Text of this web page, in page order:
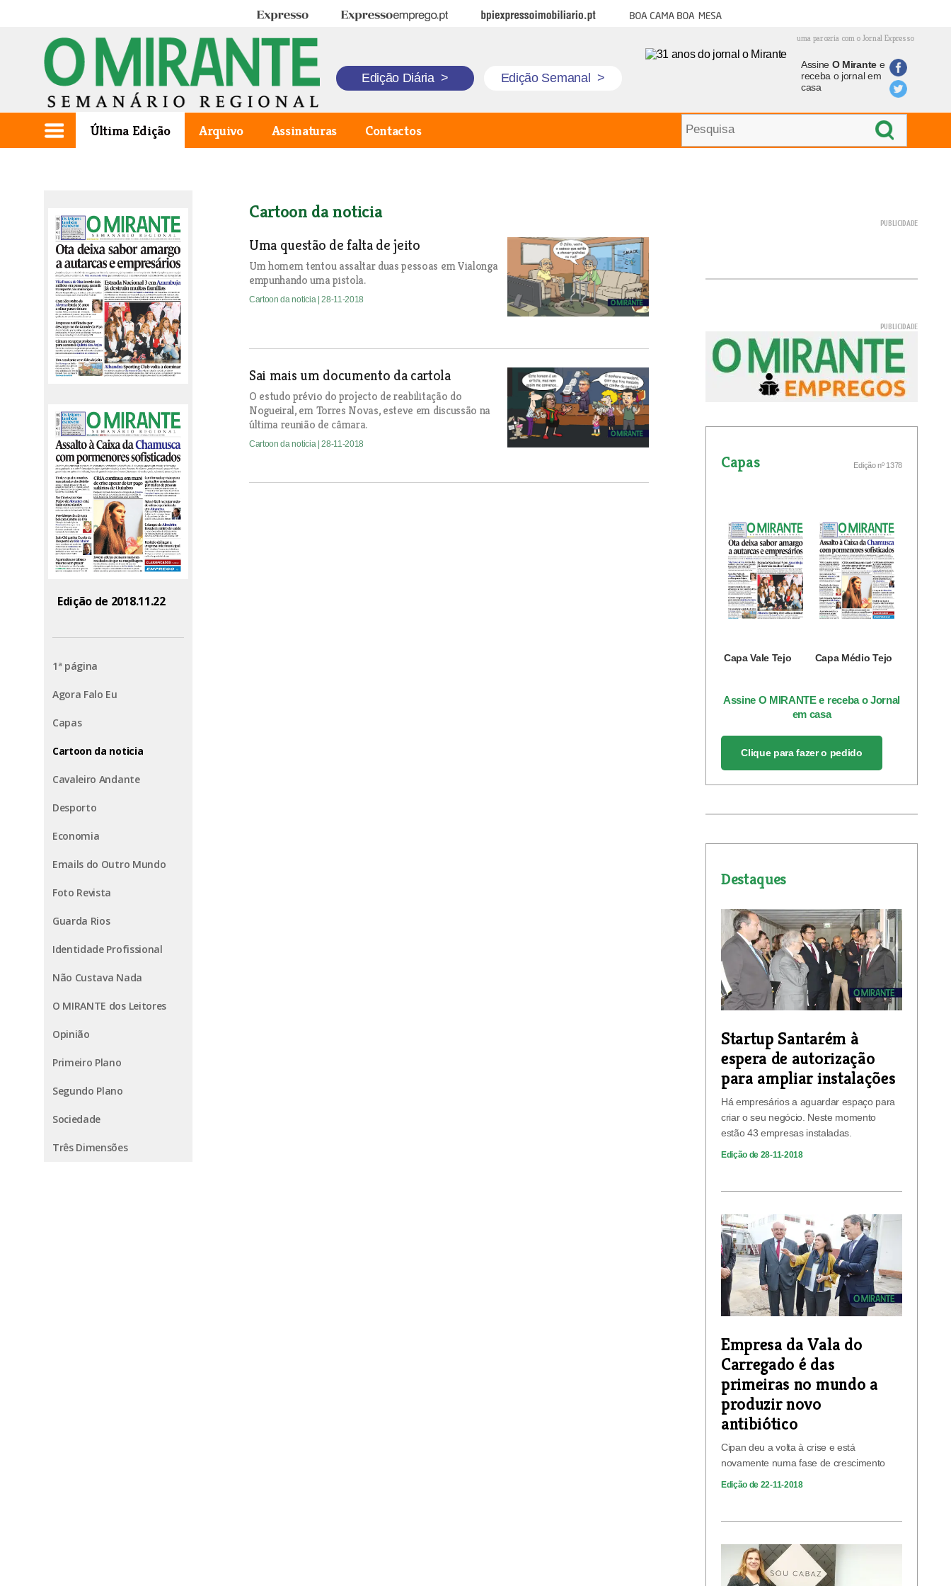
Expresso Expresso Emprego BPI Expresso Imobiliário Boa cama boa mesa
uma parceria com o Jornal Expresso
Edição Diária > Edição Semanal >
Assine O Mirantee
receba o jornal em
casa
Última Edição Arquivo Assinaturas Contactos
Edição de 2018.11.22
1ª página
Agora Falo Eu
Capas
Cartoon da noticia
Cavaleiro Andante
Desporto
Economia
Emails do Outro Mundo
Foto Revista
Guarda Rios
Identidade Profissional
Não Custava Nada
O MIRANTE dos Leitores
Opinião
Primeiro Plano
Segundo Plano
Sociedade
Três Dimensões
Cartoon da noticia
Uma questão de falta de jeito
Um homem tentou assaltar duas pessoas em Vialonga
empunhando uma pistola.
Cartoon da noticia | 28-11-2018
Sai mais um documento da cartola
O estudo prévio do projecto de reabilitação do
Nogueiral, em Torres Novas, esteve em discussão na
última reunião de câmara.
Cartoon da noticia | 28-11-2018
Capas Edição nº 1378
Capa Vale Tejo Capa Médio Tejo
Assine O MIRANTE e receba o Jornal
em casa
Clique para fazer o pedido
Destaques
Startup Santarém à
espera de autorização
para ampliar instalações
Há empresários a aguardar espaço para
criar o seu negócio. Neste momento
estão 43 empresas instaladas.
Edição de 28-11-2018
Empresa da Vala do
Carregado é das
primeiras no mundo a
produzir novo
antibiótico
Cipan deu a volta à crise e está
novamente numa fase de crescimento
Edição de 22-11-2018